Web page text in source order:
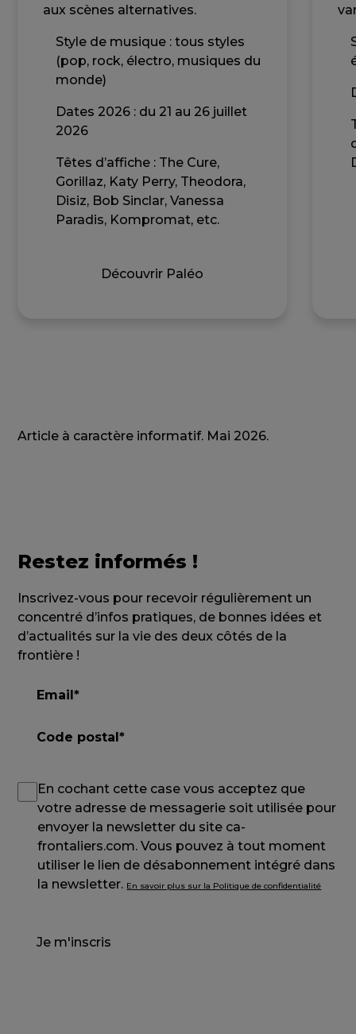
aux scènes alternatives.
Style de musique : tous styles
(pop, rock, électro, musiques du
monde)
Dates 2026 : du 21 au 26 juillet
2026
Têtes d’affiche : The Cure,
Gorillaz, Katy Perry, Theodora,
Disiz, Bob Sinclar, Vanessa
Paradis, Kompromat, etc.
Découvrir Paléo
Article à caractère informatif. Mai 2026.
Restez informés !
Inscrivez-vous pour recevoir régulièrement un
concentré d’infos pratiques, de bonnes idées et
d’actualités sur la vie des deux côtés de la
frontière !
En cochant cette case vous acceptez que
votre adresse de messagerie soit utilisée pour
envoyer la newsletter du site ca-
frontaliers.com. Vous pouvez à tout moment
utiliser le lien de désabonnement intégré dans
la newsletter. En savoir plus sur la Politique de confidentialité
Je m'inscris